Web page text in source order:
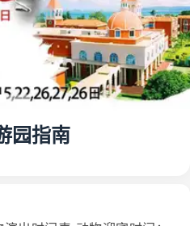
园指南